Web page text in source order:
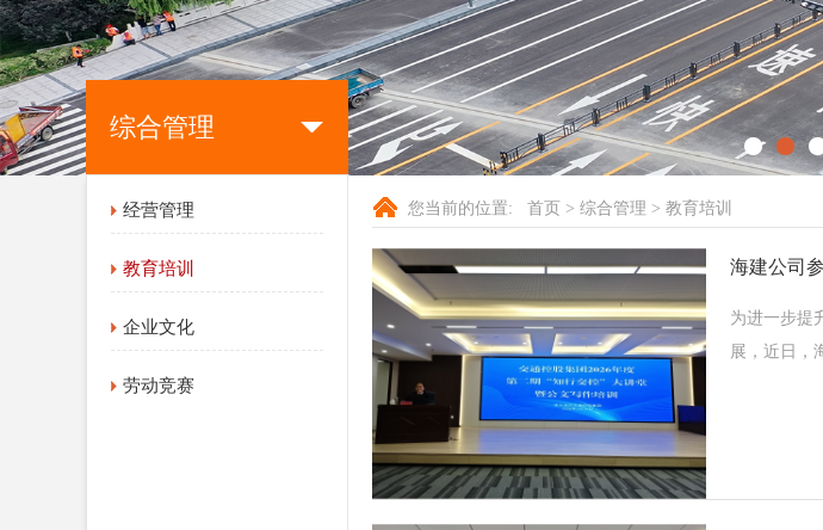
综合管理
经营管理
教育培训
企业文化
劳动竞赛
您当前的位置: 首页 > 综合管理 > 教育培训
为进一步提
展，近日，